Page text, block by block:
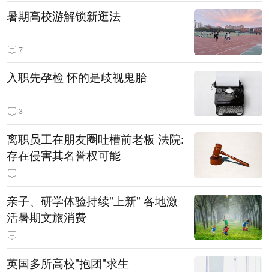
暑期高校游解锁新逛法
7
入职先孕检 怀的是歧视鬼胎
3
离职员工在朋友圈吐槽前老板 法院:
存在侵害其名誉权可能
亲子、研学体验持续"上新" 各地激
活暑期文旅消费
英国多所高校"抱团"求生